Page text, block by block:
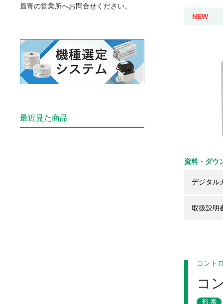
NEW
資料・ダウ
デジタル
取扱説明
コント
コ
形番
最寄の営業所へお問合せください。
最近見た商品